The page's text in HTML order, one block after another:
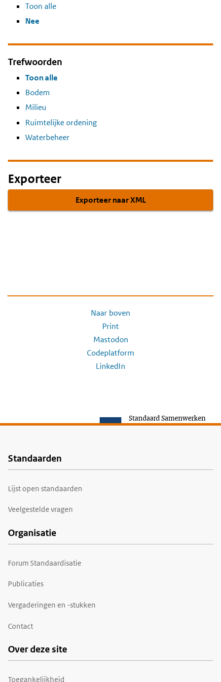
Toon alle
Nee
Trefwoorden
Toon alle
Bodem
Milieu
Ruimtelijke ordening
Waterbeheer
Exporteer
Exporteer naar XML
Naar boven
Print
Mastodon
Codeplatform
LinkedIn
Standaard Samenwerken
Voet
Standaarden
Lijst open standaarden
Veelgestelde vragen
Organisatie
Forum Standaardisatie
Publicaties
Vergaderingen en -stukken
Contact
Over deze site
Toegankelijkheid